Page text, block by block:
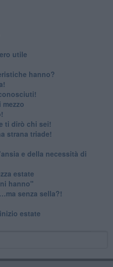
utile
hanno?
ti dirò chi sei!
strana triade!
e della necessità di
estate
hanno"
senza sella?!
estate